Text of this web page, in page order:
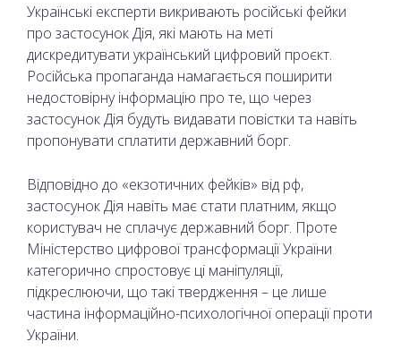
Українські експерти викривають російські фейки
про застосунок Дія, які мають на меті
дискредитувати український цифровий проєкт.
Російська пропаганда намагається поширити
недостовірну інформацію про те, що через
застосунок Дія будуть видавати повістки та навіть
пропонувати сплатити державний борг.
Відповідно до «екзотичних фейків» від рф,
застосунок Дія навіть має стати платним, якщо
користувач не сплачує державний борг. Проте
Міністерство цифрової трансформації України
категорично спростовує ці маніпуляції,
підкреслюючи, що такі твердження – це лише
частина інформаційно-психологічної операції проти
України.